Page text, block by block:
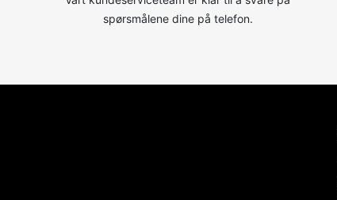
spørsmålene dine på telefon.